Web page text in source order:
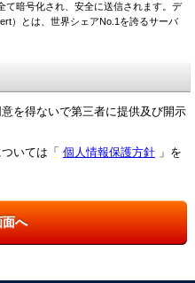
て暗号化され、安全に送信されます。デ
）とは、世界シェアNo.1を誇るサーバ
を得ないで第三者に提供及び開示
いては「 個人情報保護方針」を